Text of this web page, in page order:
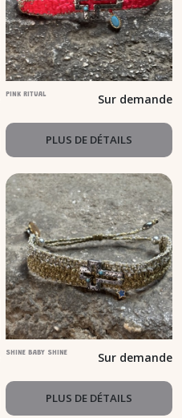
PINK RITUAL Sur demande
PLUS DE DÉTAILS
SHINE BABY SHINE Sur demande
PLUS DE DÉTAILS